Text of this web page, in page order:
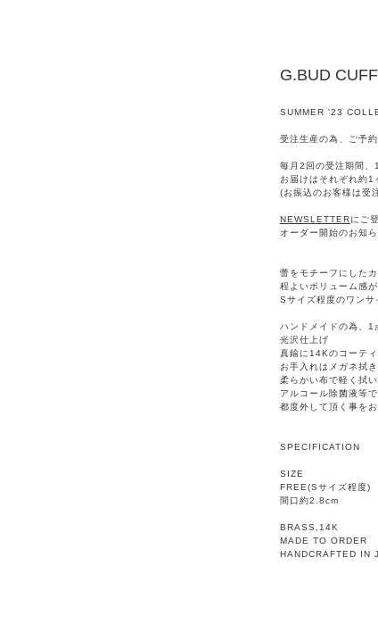
G.BUD CUFF
SUMMER '23
受注生産の為、ご予
毎月2回の受注期間
お届けはそれぞれ約1
(お振込のお客様は受
NEWSLETTERにご
オーダー開始のお知
蕾をモチーフにした
程よいボリューム感
Sサイズ程度のワンサ
ハンドメイドの為、1
光沢仕上げ
真鍮に14Kのコーテ
お手入れはメガネ拭
柔らかい布で軽く拭
アルコール除菌液等
都度外して頂く事を
SPECIFICATION
SIZE
FREE(Sサイズ程度)
間口約2.8cm
BRASS,14K
MADE TO ORDER
HANDCRAFTED IN